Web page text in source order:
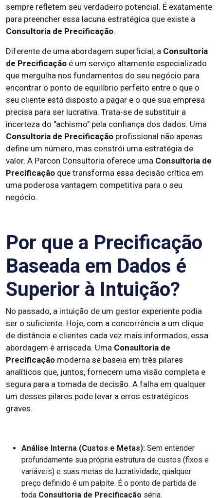
sempre refletem seu verdadeiro potencial. É exatamente
para preencher essa lacuna estratégica que existe a
Consultoria de Precificação.
Diferente de uma abordagem superficial, a Consultoria
de Precificação é um serviço altamente especializado
que mergulha nos fundamentos do seu negócio para
encontrar o ponto de equilíbrio perfeito entre o que o
seu cliente está disposto a pagar e o que sua empresa
precisa para ser lucrativa. Trata-se de substituir a
incerteza do "achismo" pela confiança dos dados. Uma
Consultoria de Precificação profissional não apenas
define um número, mas constrói uma estratégia de
valor. A Parcon Consultoria oferece uma Consultoria de
Precificação que transforma essa decisão crítica em
uma poderosa vantagem competitiva para o seu
negócio.
Por que a Precificação
Baseada em Dados é
Superior à Intuição?
No passado, a intuição de um gestor experiente podia
ser o suficiente. Hoje, com a concorrência a um clique
de distância e clientes cada vez mais informados, essa
abordagem é arriscada. Uma Consultoria de
Precificação moderna se baseia em três pilares
analíticos que, juntos, fornecem uma visão completa e
segura para a tomada de decisão. A falha em qualquer
um desses pilares pode levar a erros estratégicos
graves.
Análise Interna (Custos e Metas): Sem entender
profundamente sua própria estrutura de custos (fixos e
variáveis) e suas metas de lucratividade, qualquer
preço definido é um palpite. É o ponto de partida de
toda Consultoria de Precificação séria.